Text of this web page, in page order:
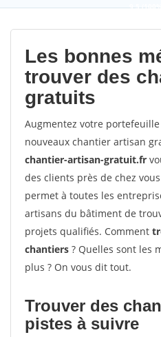
9,5
votes
Les bonnes
trouver des
gratuits
Augmentez votre
nouveaux chantier artisan
chantier-artisan-gratuit.fr
des clients près de chez
permet à toutes les
artisans du bâtiment de
projets qualifiés. Comment
chantiers ? Quelles sont les
plus ? On vous dit tout.
Trouver des
pistes à suivre